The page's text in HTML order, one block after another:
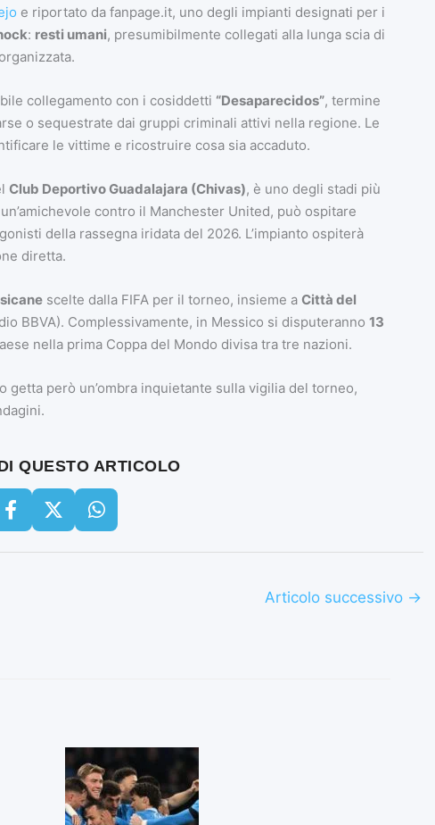
e riportato da fanpage.it, uno degli impianti designati per i
: resti umani, presumibilmente collegati alla lunga scia di
collegamento con i cosiddetti “Desaparecidos”, termine
o sequestrate dai gruppi criminali attivi nella regione. Le
le vittime e ricostruire cosa sia accaduto.
Club Deportivo Guadalajara (Chivas), è uno degli stadi più
contro il Manchester United, può ospitare
della rassegna iridata del 2026. L’impianto ospiterà
diretta.
scelte dalla FIFA per il torneo, insieme a Città del
BBVA). Complessivamente, in Messico si disputeranno 13
nella prima Coppa del Mondo divisa tra tre nazioni.
però un’ombra inquietante sulla vigilia del torneo,
QUESTO ARTICOLO
Articolo successivo →